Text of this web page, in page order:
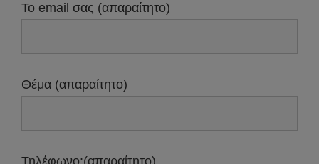
Το email σας (απαραίτητο)
Θέμα (απαραίτητο)
Τηλέφωνο:(απαραίτητο)